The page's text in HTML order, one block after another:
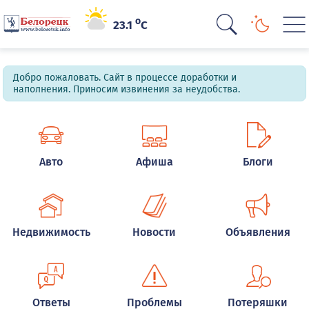
23.1oC
Добро пожаловать. Сайт в процессе доработки и
наполнения. Приносим извинения за неудобства.
Авто Афиша Блоги
Недвижимость Новости Объявления
Ответы Проблемы Потеряшки